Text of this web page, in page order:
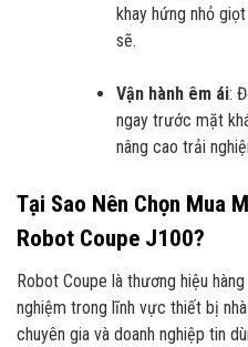
khay hứng nhỏ
sẽ.
Vận hành êm ái:
ngay trước mặt
nâng cao trải
Tại Sao Nên Chọn Mua
Robot Coupe J100?
Robot Coupe là thương hiệu
nghiệm trong lĩnh vực thiết bị
chuyên gia và doanh nghiệp tin